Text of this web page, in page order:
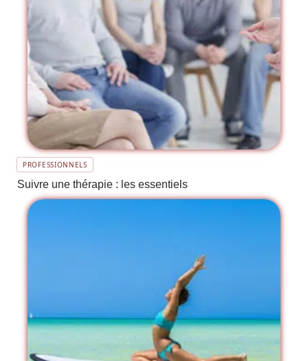
PROFESSIONNELS
Suivre une thérapie : les essentiels